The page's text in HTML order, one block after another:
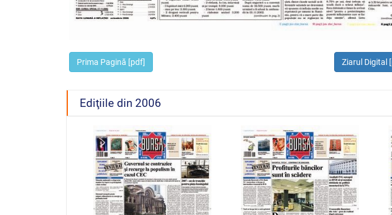
Prima Pagină [pdf]
Ediţiile din 2006